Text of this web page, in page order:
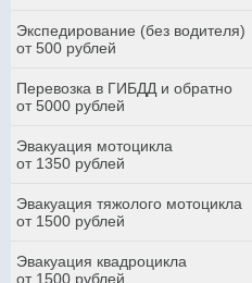
Экспедирование (без водителя)
от 500 рублей
Перевозка в ГИБДД и обратно
от 5000 рублей
Эвакуация мотоцикла
от 1350 рублей
Эвакуация тяжолого мотоцикла
от 1500 рублей
Эвакуация квадроцикла
от 1500 рублей